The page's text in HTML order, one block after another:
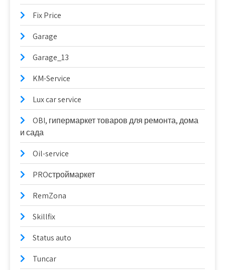
Fix Price
Garage
Garage_13
KM-Service
Lux car service
OBI, гипермаркет товаров для ремонта, дома
и сада
Oil-service
PROстроймаркет
RemZona
Skillfix
Status auto
Tuncar